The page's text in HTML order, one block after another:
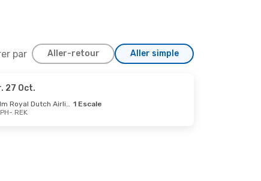
par Aller-retour Aller simple
27 Oct.
Klm Royal Dutch Airlines 1 Escale
- REK